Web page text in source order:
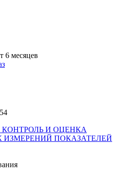
6 месяцев
И ОЦЕНКА
ПОКАЗАТЕЛЕЙ